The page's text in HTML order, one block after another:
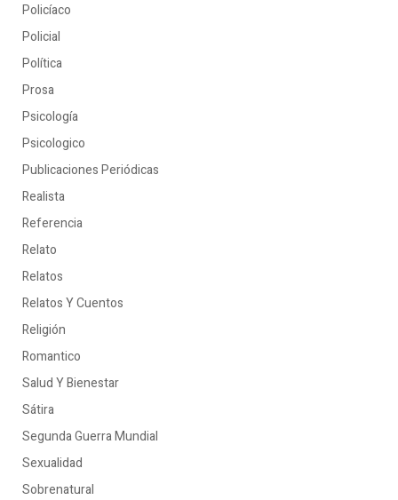
Policíaco
Policial
Política
Prosa
Psicología
Psicologico
Publicaciones Periódicas
Realista
Referencia
Relato
Relatos
Relatos Y Cuentos
Religión
Romantico
Salud Y Bienestar
Sátira
Segunda Guerra Mundial
Sexualidad
Sobrenatural